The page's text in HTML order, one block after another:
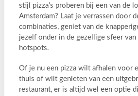
stijl pizza’s proberen bij een van de
Amsterdam? Laat je verrassen door
combinaties, geniet van de
jezelf onder in de gezellige sfeer van
hotspots.
Of je nu een pizza wilt afhalen voor
thuis of wilt genieten van een
restaurant, er is altijd wel een optie